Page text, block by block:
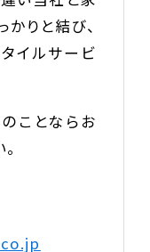
りと結び、
イルサービ
ことならお